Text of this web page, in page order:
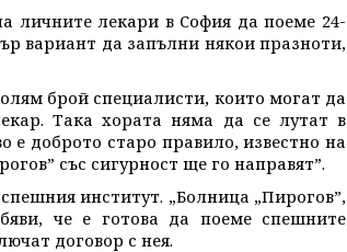
личните лекари в София да поеме 24-
вариант да запълни някои празноти,
брой специалисти, които могат да
Така хората няма да се лутат в
е доброто старо правило, известно на
със сигурност ще го направят”.
институт. „Болница „Пирогов”,
че е готова да поеме спешните
договор с нея.